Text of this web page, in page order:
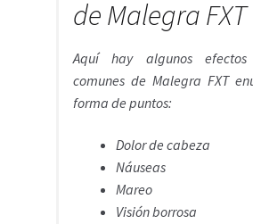
de Malegra FXT
Aquí hay algunos efectos
comunes de Malegra FXT
forma de puntos:
Dolor de cabeza
Náuseas
Mareo
Visión borrosa